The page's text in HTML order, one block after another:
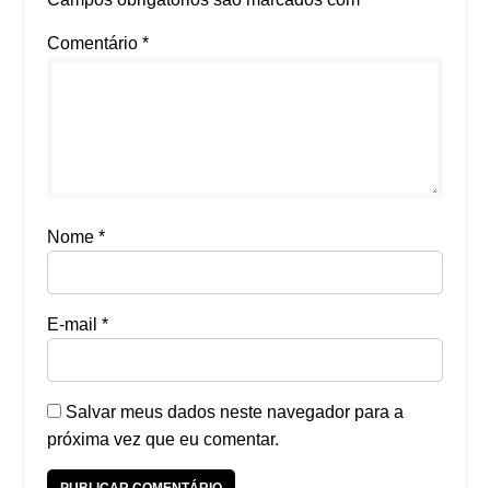
Comentário *
Nome *
E-mail *
Salvar meus dados neste navegador para a
próxima vez que eu comentar.